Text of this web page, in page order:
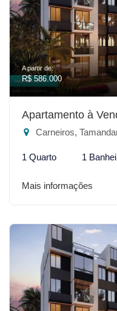
A partir de:
R$ 586.000
Apartamento à
Carneiros,
1 Quarto 1
Mais informações